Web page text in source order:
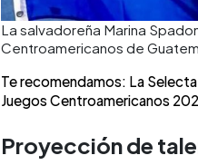
La salvadoreña Marina
Centroamericanos de
Te recomendamos: La
Juegos Centroamericanos
Proyección de